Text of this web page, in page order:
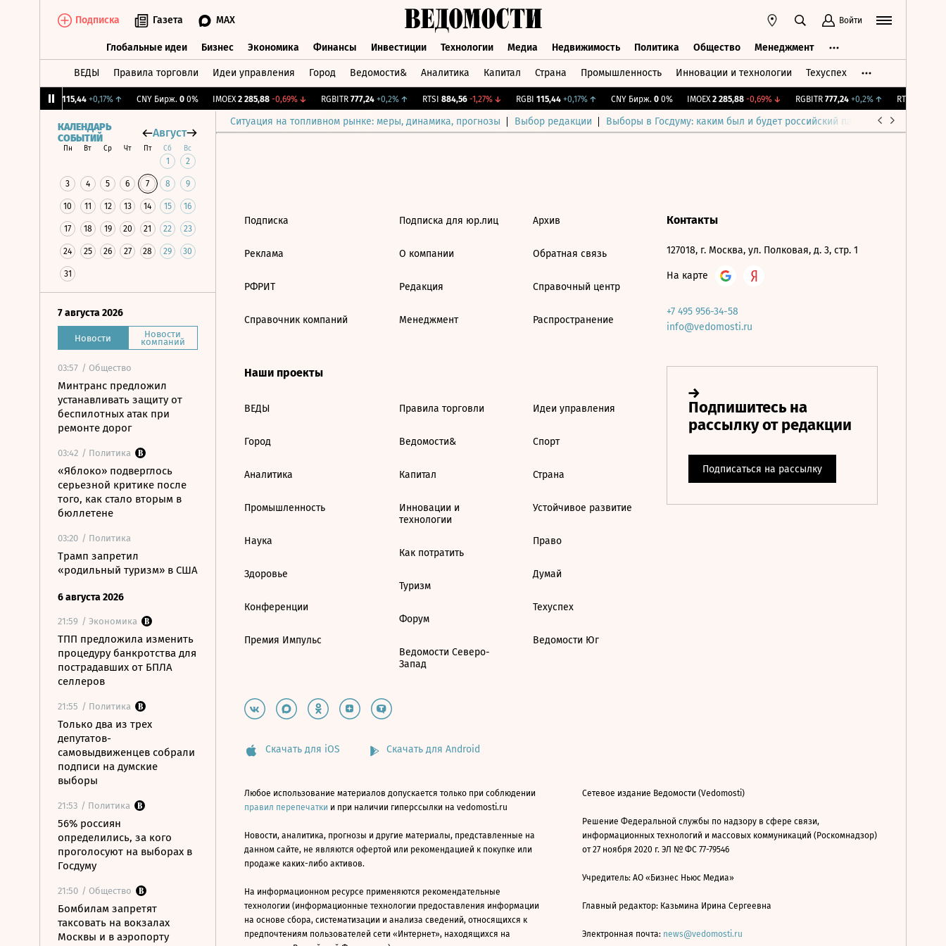
Подписка Газета MAX Войти
Глобальные идеи Бизнес Экономика Финансы Инвестиции Технологии Медиа Недвижимость Политика Общество Менеджмент
ВЕДЫ Правила торговли Идеи управления Город Ведомости& Аналитика Капитал Страна Промышленность Инновации и технологии Техуспех
115,44 +0,17%↑ CNY Бирж. 0 0% IMOEX 2 285,88 -0,69%↓ RGBITR 777,24 +0,2%↑ RTSI 884,56 -1,27%↓ RGBI 115,44 +0,17%↑ CNY Бирж. 0 0% IMOEX 2 285,88 -0,69%↓ RGBITR 777,24 +0,2%↑ RTSI
Ситуация на топливном рынке: меры, динамика, прогнозы Выбор редакции Выборы в Госдуму: каким был и будет российский парламент
КАЛЕНДАРЬ
СОБЫТИЙ
Август
Пн Вт Ср Чт Пт Сб Вс
1 2
3 4 5 6 7 8 9
10 11 12 13 14 15 16
17 18 19 20 21 22 23
24 25 26 27 28 29 30
31
7 августа 2026
Новости Новости
компаний
03:57 / Общество
Минтранс предложил
устанавливать защиту от
беспилотных атак при
ремонте дорог
03:42 / Политика
«Яблоко» подверглось
серьезной критике после
того, как стало вторым в
бюллетене
03:20 / Политика
Трамп запретил
«родильный туризм» в США
6 августа 2026
21:59 / Экономика
ТПП предложила изменить
процедуру банкротства для
пострадавших от БПЛА
селлеров
21:55 / Политика
Только два из трех
депутатов-
самовыдвиженцев собрали
подписи на думские
выборы
21:53 / Политика
56% россиян
определились, за кого
проголосуют на выборах в
Госдуму
21:50 / Общество
Бомбилам запретят
таксовать на вокзалах
Москвы и в аэропорту
Подписка
Реклама
РФРИТ
Справочник компаний
Подписка для юр.лиц
О компании
Редакция
Менеджмент
Архив
Обратная связь
Справочный центр
Распространение
Наши проекты
ВЕДЫ
Город
Аналитика
Промышленность
Наука
Здоровье
Конференции
Премия Импульс
Правила торговли
Ведомости&
Капитал
Инновации и
технологии
Как потратить
Туризм
Форум
Ведомости Северо-
Запад
Идеи управления
Спорт
Страна
Устойчивое развитие
Право
Думай
Техуспех
Ведомости Юг
Контакты
127018, г. Москва, ул. Полковая, д. 3, стр. 1
На карте
+7 495 956-34-58
info@vedomosti.ru
Скачать для iOS Скачать для Android
Любое использование материалов допускается только при соблюдении
правил перепечатки и при наличии гиперссылки на vedomosti.ru
Новости, аналитика, прогнозы и другие материалы, представленные на
данном сайте, не являются офертой или рекомендацией к покупке или
продаже каких-либо активов.
На информационном ресурсе применяются рекомендательные
технологии (информационные технологии предоставления информации
на основе сбора, систематизации и анализа сведений, относящихся к
предпочтениям пользователей сети «Интернет», находящихся на
Сетевое издание Ведомости (Vedomosti)
Решение Федеральной службы по надзору в сфере связи,
информационных технологий и массовых коммуникаций (Роскомнадзор)
от 27 ноября 2020 г. ЭЛ № ФС 77-79546
Учредитель: АО «Бизнес Ньюс Медиа»
Главный редактор: Казьмина Ирина Сергеевна
Электронная почта: news@vedomosti.ru